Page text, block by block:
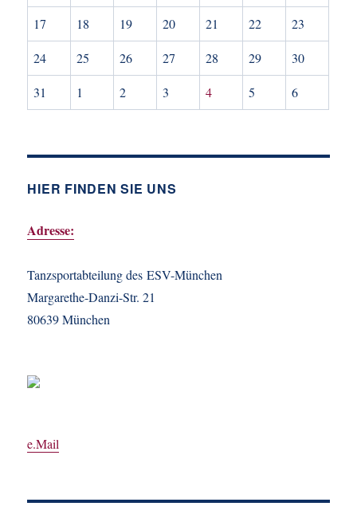
17 18 19 20 21 22 23
24 25 26 27 28 29 30
31 1 2 3 4 5 6
HIER FINDEN SIE UNS
Adresse:
Tanzsportabteilung des ESV-München
Margarethe-Danzi-Str. 21
80639 München
e.Mail